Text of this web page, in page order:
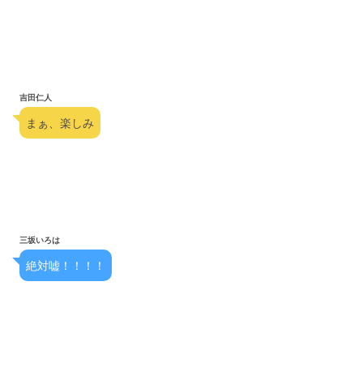
吉田仁人
まぁ、楽しみ
三坂いろは
絶対嘘！！！！